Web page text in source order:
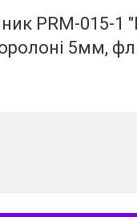
PRM-015-1
5мм,